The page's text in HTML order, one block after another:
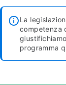
La
competenza
programma